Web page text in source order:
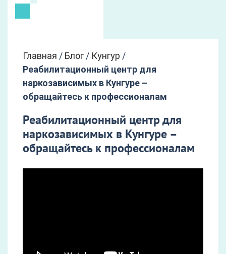
Главная / Блог / Кунгур /
Реабилитационный центр для
наркозависимых в Кунгуре –
обращайтесь к профессионалам
Реабилитационный центр для
наркозависимых в Кунгуре –
обращайтесь к профессионалам